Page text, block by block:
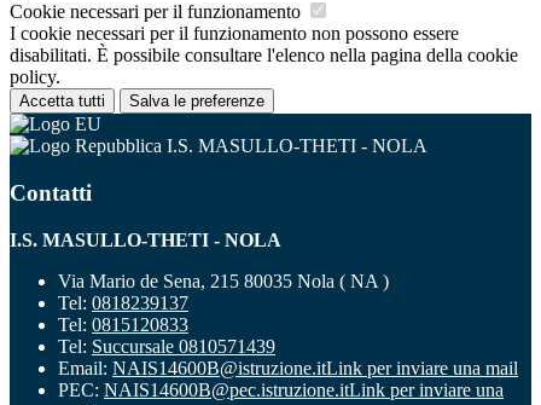
Cookie necessari per il funzionamento
I cookie necessari per il funzionamento non possono essere
disabilitati. È possibile consultare l'elenco nella pagina della cookie
policy.
Accetta tutti Salva le preferenze
I.S. MASULLO-THETI - NOLA
Contatti
I.S. MASULLO-THETI - NOLA
Via Mario de Sena, 215 80035 Nola ( NA )
Tel: 0818239137
Tel: 0815120833
Tel: Succursale 0810571439
Email: NAIS14600B@istruzione.itLink per inviare una mail
PEC: NAIS14600B@pec.istruzione.itLink per inviare una